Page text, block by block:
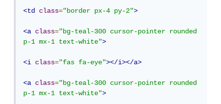
<td class="border px-4 py-2">
<a class="bg-teal-300 cursor-pointer rounded
p-1 mx-1 text-white">
<i class="fas fa-eye"></i></a>
<a class="bg-teal-300 cursor-pointer rounded
p-1 mx-1 text-white">